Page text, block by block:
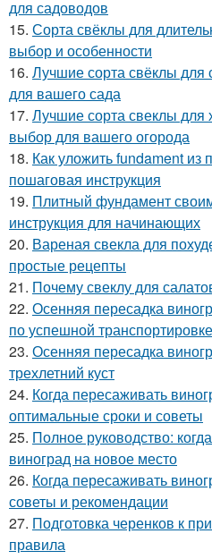
для садоводов
15. Сорта свёклы для
выбор и особенности
16. Лучшие сорта свёклы
для вашего сада
17. Лучшие сорта свеклы для
выбор для вашего огорода
18. Как уложить fundament
пошаговая инструкция
19. Плитный фундамент
инструкция для начинающих
20. Вареная свекла для
простые рецепты
21. Почему свеклу для
22. Осенняя пересадка
по успешной
23. Осенняя пересадка
трехлетний куст
24. Когда пересаживать
оптимальные сроки и советы
25. Полное руководство:
виноград на новое место
26. Когда пересаживать
советы и рекомендации
27. Подготовка черенков к
правила